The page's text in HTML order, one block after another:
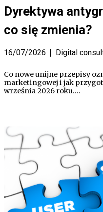
Dyrektywa
co się zmienia?
16/07/2026 Digital
Co nowe unijne przepisy
marketingowej i jak
września 2026 roku.…